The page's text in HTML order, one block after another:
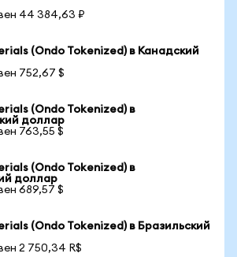
44 384,63 ₽
(Ondo Tokenized) в Канадский
752,67 $
(Ondo Tokenized) в
доллар
763,55 $
(Ondo Tokenized) в
доллар
689,57 $
(Ondo Tokenized) в Бразильский
2 750,34 R$